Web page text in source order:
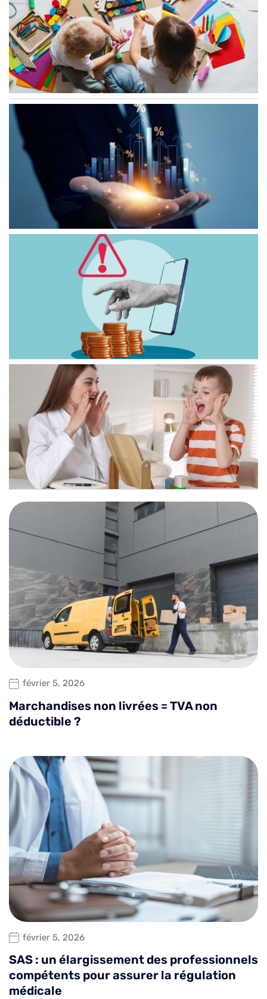
février 5, 2026
Marchandises non livrées = TVA non
déductible ?
février 5, 2026
SAS : un élargissement des professionnels
compétents pour assurer la régulation
médicale